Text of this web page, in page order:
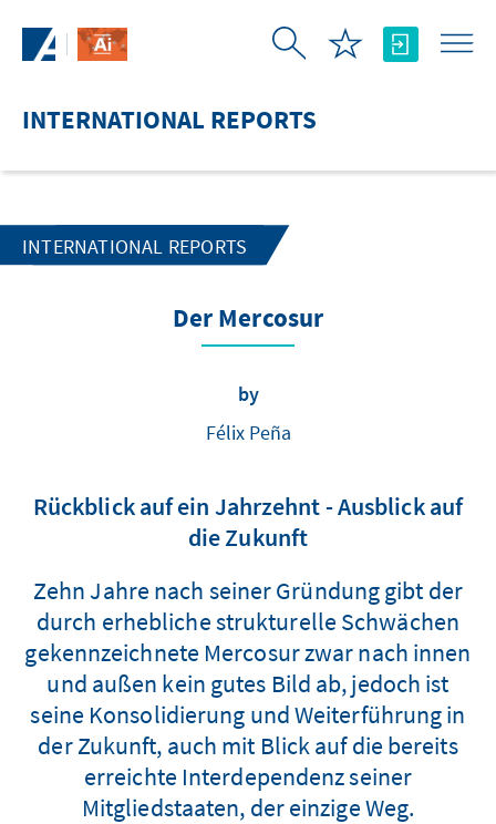
INTERNATIONAL REPORTS
INTERNATIONAL REPORTS
Der Mercosur
by
Félix Peña
Rückblick auf ein Jahrzehnt - Ausblick auf
die Zukunft
Zehn Jahre nach seiner Gründung gibt der
durch erhebliche strukturelle Schwächen
gekennzeichnete Mercosur zwar nach innen
und außen kein gutes Bild ab, jedoch ist
seine Konsolidierung und Weiterführung in
der Zukunft, auch mit Blick auf die bereits
erreichte Interdependenz seiner
Mitgliedstaaten, der einzige Weg.